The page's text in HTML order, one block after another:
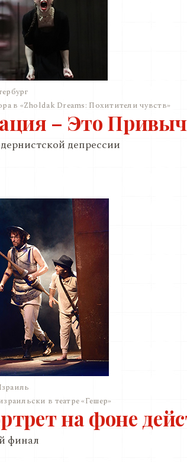
в «Zholdak Dreams: Похитители чувств»
– Это
депрессии
в театре «Гешер»
на фоне
финал